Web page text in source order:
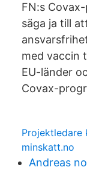
FN:s
säga ja till
med vaccin
EU-länder
Covax-
Projektledare
minskatt.no
Andreas